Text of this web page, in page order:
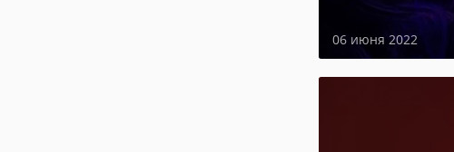
06 июня 2022